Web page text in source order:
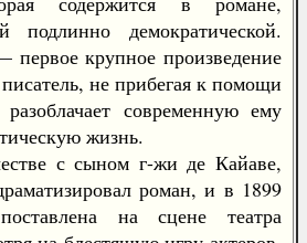
подлинно демократической.
первое крупное произведение
не прибегая к помощи
современную ему
жизнь.
с сыном г-жи де Кайаве,
роман, и в 1899
на сцене театра